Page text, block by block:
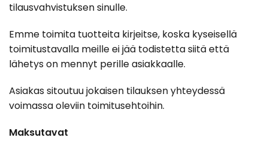
tilausvahvistuksen sinulle.
Emme toimita tuotteita kirjeitse, koska kyseisellä
toimitustavalla meille ei jää todistetta siitä että
lähetys on mennyt perille asiakkaalle.
Asiakas sitoutuu jokaisen tilauksen yhteydessä
voimassa oleviin toimitusehtoihin.
Maksutavat